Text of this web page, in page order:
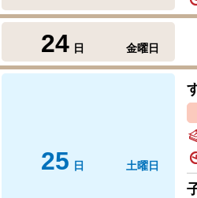
24 日 金曜日
25 日 土曜日